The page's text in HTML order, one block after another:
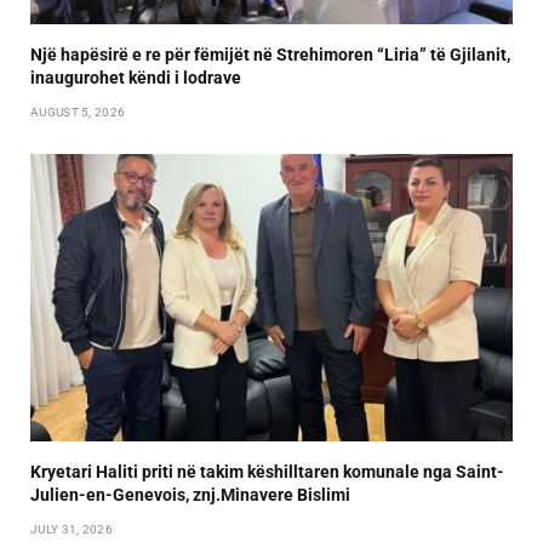
Një hapësirë e re për fëmijët në Strehimoren “Liria” të Gjilanit,
inaugurohet këndi i lodrave
AUGUST 5, 2026
Kryetari Haliti priti në takim këshilltaren komunale nga Saint-
Julien-en-Genevois, znj.Minavere Bislimi
JULY 31, 2026